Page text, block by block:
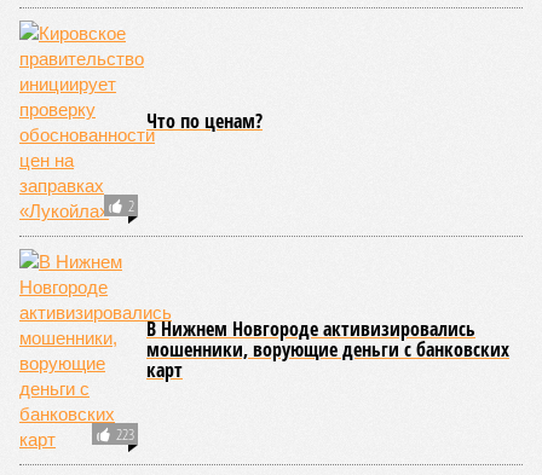
2
Что по ценам?
223
В Нижнем Новгороде активизировались
мошенники, ворующие деньги с банковских
карт